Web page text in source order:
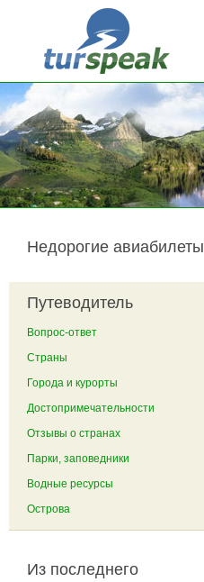
Перейти к основному содержанию
Недорогие авиабилеты
Путеводитель
Вопрос-ответ
Страны
Города и курорты
Достопримечательности
Отзывы о странах
Парки, заповедники
Водные ресурсы
Острова
Из последнего